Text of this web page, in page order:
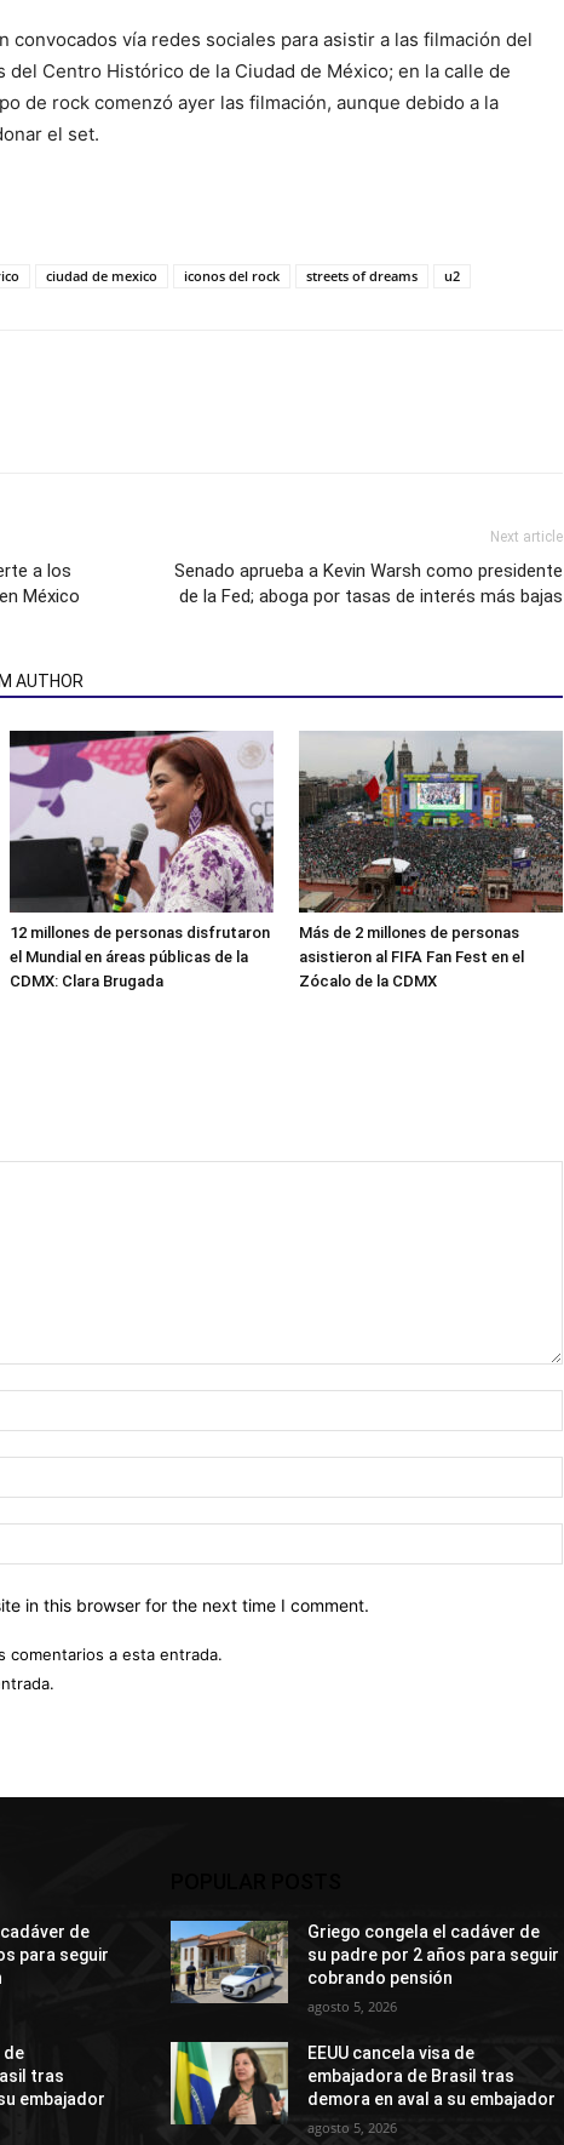
convocados vía redes sociales para asistir a las filmación del
del Centro Histórico de la Ciudad de México; en la calle de
de rock comenzó ayer las filmación, aunque debido a la
el set.
ciudad de mexico iconos del rock streets of dreams u2
a los
México
Next article
Senado aprueba a Kevin Warsh como presidente
de la Fed; aboga por tasas de interés más bajas
AUTHOR
12 millones de personas disfrutaron
el Mundial en áreas públicas de la
CDMX: Clara Brugada
Más de 2 millones de personas
asistieron al FIFA Fan Fest en el
Zócalo de la CDMX
in this browser for the next time I comment.
comentarios a esta entrada.
de
para seguir
de
tras
embajador
Griego congela el cadáver de
su padre por 2 años para seguir
cobrando pensión
agosto 5, 2026
EEUU cancela visa de
embajadora de Brasil tras
demora en aval a su embajador
agosto 5, 2026